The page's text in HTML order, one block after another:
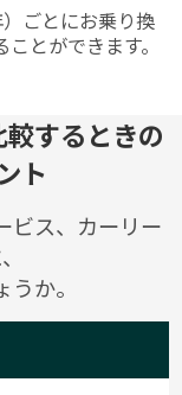
ごとにお乗り換
とができます。
するときの
ト
ビス、カーリー
か。